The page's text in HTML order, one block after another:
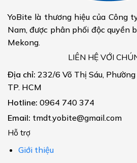
YoBite là thương hiệu của Công
Nam, được phân phối độc quyền
Mekong.
LIÊN HỆ VỚI
Địa chỉ: 232/6 Võ Thị Sáu,
TP. HCM
Hotline: 0964 740 374
Email: tmdt.yobite@gmail.com
Hỗ trợ
Giới thiệu